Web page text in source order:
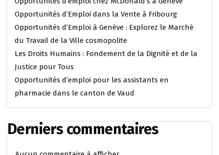
Opportunités d’Emploi dans la Vente à Fribourg
Opportunités d’Emploi à Genève : Explorez le Marché
du Travail de la Ville cosmopolite
Les Droits Humains : Fondement de la Dignité et de la
Justice pour Tous
Opportunités d’emploi pour les assistants en
pharmacie dans le canton de Vaud
Derniers commentaires